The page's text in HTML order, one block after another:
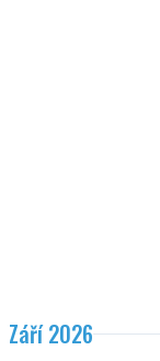
Září 2026